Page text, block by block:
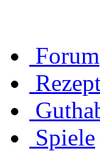
Forum
Spiele